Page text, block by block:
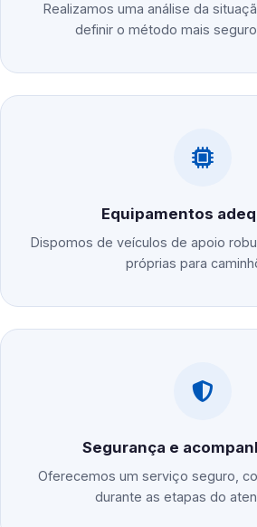
Realizamos uma análise da
definir o método mais
Equipamentos
Dispomos de veículos de apoio
próprias para
Segurança e
Oferecemos um serviço seguro,
durante as etapas do